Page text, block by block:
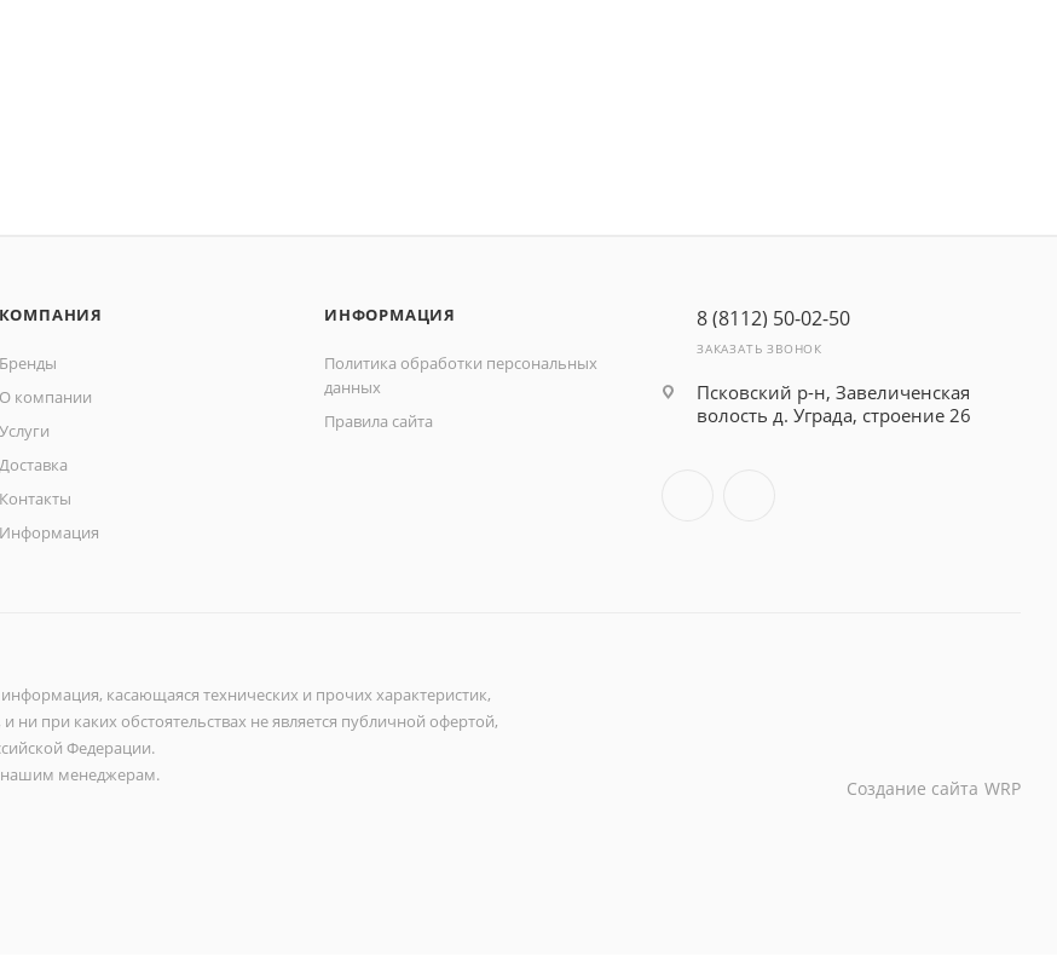
КОМПАНИЯ
Бренды
О компании
Услуги
Доставка
Контакты
Информация
ИНФОРМАЦИЯ
Политика обработки персональных
данных
Правила сайта
8 (8112) 50-02-50
ЗАКАЗАТЬ ЗВОНОК
Псковский р-н, Завеличенская
волость д. Уграда, строение 26
касающаяся технических и прочих характеристик,
при каких обстоятельствах не является публичной офертой,
Федерации.
нашим менеджерам.
Создание сайта WRP